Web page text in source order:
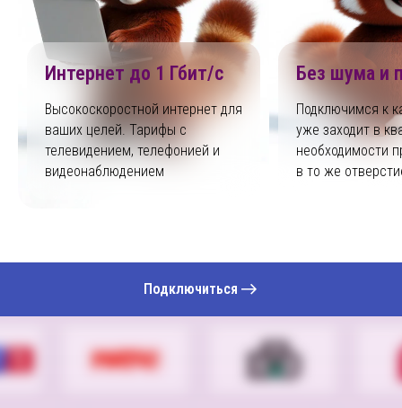
Интернет до 1 Гбит/с
Высокоскоростной интернет для
ваших целей. Тарифы с
телевидением, телефонией и
видеонаблюдением
Без шума и
Подключимся к
уже заходит в
необходимости
в то же
Подключиться